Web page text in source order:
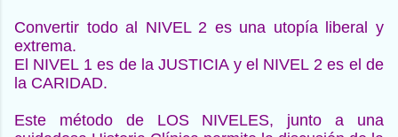
Convertir todo al NIVEL 2 es una utopía liberal y
extrema.
El NIVEL 1 es de la JUSTICIA y el NIVEL 2 es el de
la CARIDAD.
Este método de LOS NIVELES, junto a una